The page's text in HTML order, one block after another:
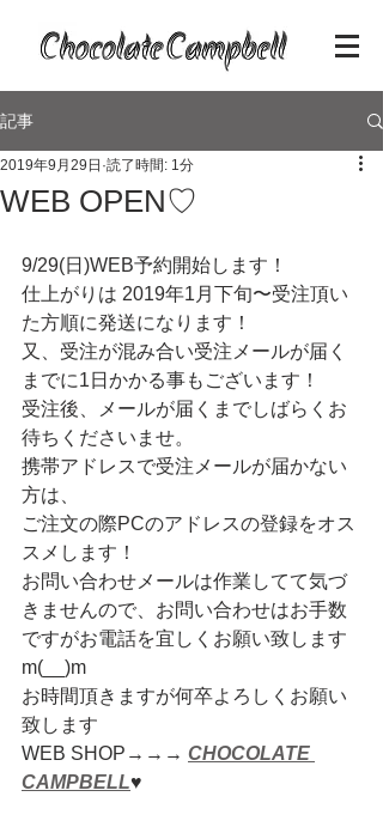
記事
WEB OPEN♡
2019年9月29日 読了時間: 1分
9/29(日)WEB予約開始します！
仕上がりは 2019年1月下旬〜受注頂い
た方順に発送になります！
又、受注が混み合い受注メールが届く
までに1日かかる事もございます！
受注後、メールが届くまでしばらくお
待ちくださいませ。
携帯アドレスで受注メールが届かない
方は、
ご注文の際PCのアドレスの登録をオス
スメします！
お問い合わせメールは作業してて気づ
きませんので、お問い合わせはお手数
ですがお電話を宜しくお願い致します
m(__)m
お時間頂きますが何卒よろしくお願い
致します
WEB SHOP→→→ CHOCOLATE
CAMPBELL♥